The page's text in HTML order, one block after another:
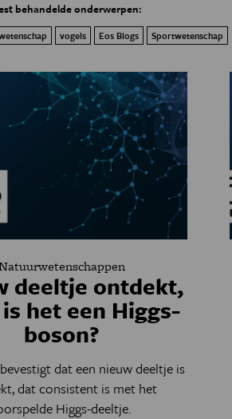
behandelde onderwerpen:
vogels Eos Blogs Sportwetenschap
deeltje ontdekt,
het een Higgs-
boson?
dat een nieuw deeltje is
dat consistent is met het
Higgs-deeltje.